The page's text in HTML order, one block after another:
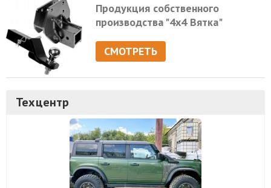
Продукция собственного
производства "4х4 Вятка"
СМОТРЕТЬ
Техцентр